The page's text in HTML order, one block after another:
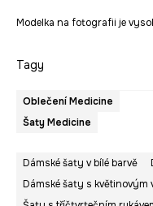
Modelka na fotografii je
Tagy
Oblečení Medicine
Šaty Medicine
Dámské šaty v bílé barvě
Dámské šaty s květinovým